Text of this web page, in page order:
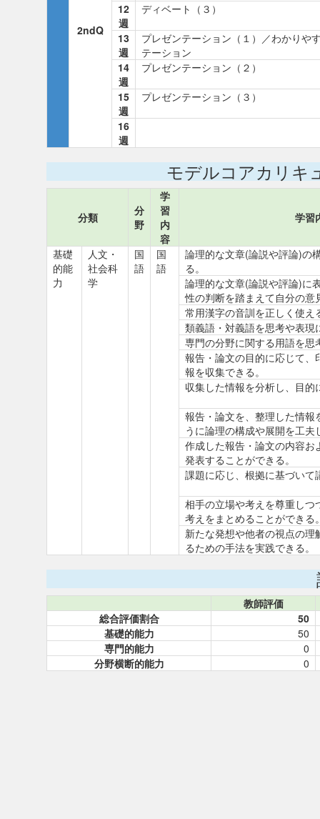
2ndQ
12
週
ディベート（３）
13
週
プレゼンテーション（１）／わかりや
テーション
14
週
プレゼンテーション（２）
15
週
プレゼンテーション（３）
16
週
モデルコアカリキ
分類
分
野
学
習
内
容
学習
基礎
的能
力
人文・
社会科
学
国
語
国
語
論理的な文章(論説や評論)の
る。
論理的な文章(論説や評論)に
性の判断を踏まえて自分の
常用漢字の音訓を正しく使
類義語・対義語を思考や表現
専門の分野に関する用語を思
報告・論文の目的に応じて
報を収集できる。
収集した情報を分析し、目的
報告・論文を、整理した情
うに論理の構成や展開を工
作成した報告・論文の内容
発表することができる。
課題に応じ、根拠に基づいて
相手の立場や考えを尊重し
考えをまとめることができる
新たな発想や他者の視点の
るための手法を実践できる。
教師評価
総合評価割合
50
基礎的能力
50
専門的能力
0
分野横断的能力
0